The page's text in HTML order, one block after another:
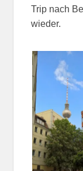
Trip nach
wieder.